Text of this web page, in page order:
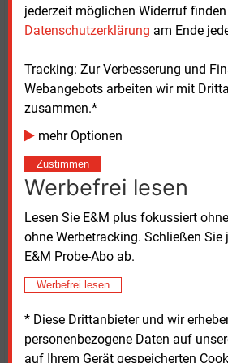
jederzeit möglichen Widerruf
Datenschutzerklärung am Ende
Tracking: Zur Verbesserung und
Webangebots arbeiten wir mit
zusammen.*
mehr Optionen
Zustimmen
Werbefrei lesen
Lesen Sie E&M plus fokussiert
ohne Werbetracking. Schließen
E&M Probe-Abo ab.
Werbefrei lesen
* Diese Drittanbieter und wir
personenbezogene Daten auf
auf Ihrem Gerät gespeicherten
Fernwärme wird ausgebaut
vergleichsweise dichtes
Wärmeversorgung basiert jedoch
97 Prozent auf fossilen
eigenen Angaben neue
Finanzierungsinstrumente, um die
erneuerbare Energien bis 2045 zu
Die Kommunale Wärmeplanung
Unternehmen und
darüber geben, welche Form der
künftig vor Ort vorgesehen ist. Im
Einsparpotenzialen sowie zur
Energien und Abwärmequellen.
werden, welche Gebiete sich für